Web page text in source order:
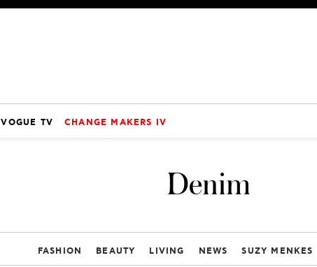
VOGUE TV CHANGE MAKERS IV
Denim
FASHION BEAUTY LIVING NEWS SUZY MENKES